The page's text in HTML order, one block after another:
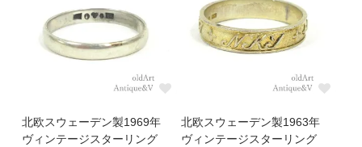
北欧スウェーデン製1969年
ヴィンテージスターリング
北欧スウェーデン製1963年
ヴィンテージスターリング